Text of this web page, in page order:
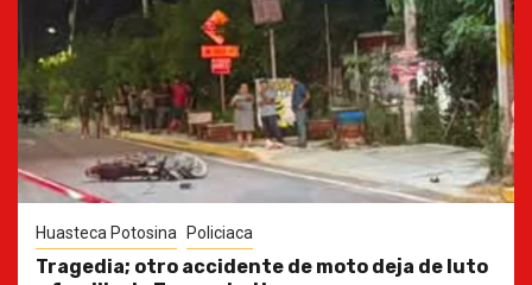
Huasteca Potosina Policiaca
Tragedia; otro accidente de moto deja de luto